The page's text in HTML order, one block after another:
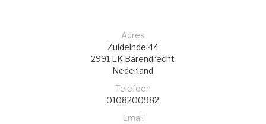
Adres
Zuideinde 44
2991 LK Barendrecht
Nederland
Telefoon
0108200982
Email